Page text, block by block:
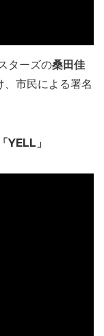
ターズの桑田佳
、市民による署名
」